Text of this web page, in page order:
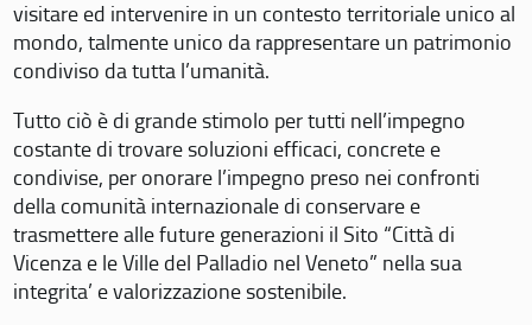
visitare ed intervenire in un contesto territoriale unico al
mondo, talmente unico da rappresentare un patrimonio
condiviso da tutta l’umanità.
Tutto ciò è di grande stimolo per tutti nell’impegno
costante di trovare soluzioni efficaci, concrete e
condivise, per onorare l’impegno preso nei confronti
della comunità internazionale di conservare e
trasmettere alle future generazioni il Sito “Città di
Vicenza e le Ville del Palladio nel Veneto” nella sua
integrita’ e valorizzazione sostenibile.